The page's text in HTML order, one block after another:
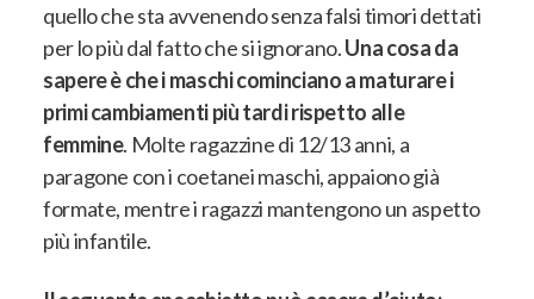
quello che sta avvenendo senza falsi timori dettati
per lo più dal fatto che si ignorano.Una cosa da
sapere è che i maschi cominciano a maturare i
primi cambiamenti più tardi rispetto alle
femmine. Molte ragazzine di 12/13 anni, a
paragone con i coetanei maschi, appaiono già
formate, mentre i ragazzi mantengono un aspetto
più infantile.